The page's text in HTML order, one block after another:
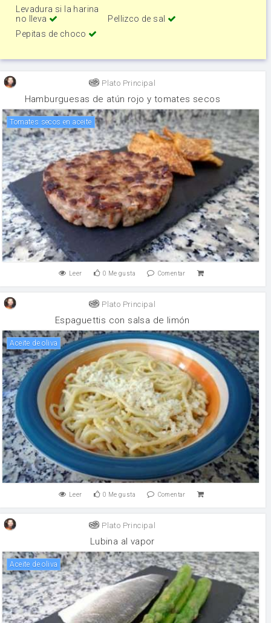
Levadura si la harina
no lleva
Pellizco de sal
Pepitas de choco
Plato Principal
Hamburguesas de atún rojo y tomates secos
Tomates secos en aceite
Leer 0 Me gusta Comentar
Plato Principal
Espaguettis con salsa de limón
aceite de oliva
Leer 0 Me gusta Comentar
Plato Principal
Lubina al vapor
aceite de oliva